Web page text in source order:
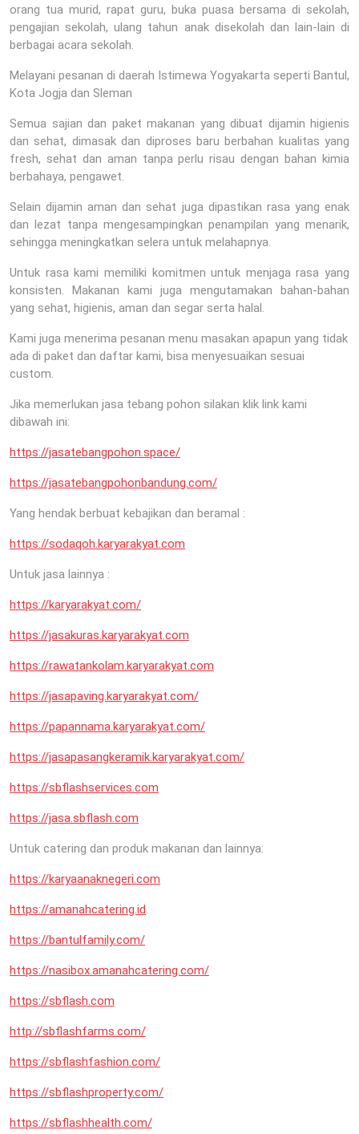
orang tua murid, rapat guru, buka puasa bersama di sekolah,
pengajian sekolah, ulang tahun anak disekolah dan lain-lain di
berbagai acara sekolah.
Melayani pesanan di daerah Istimewa Yogyakarta seperti Bantul,
Kota Jogja dan Sleman
Semua sajian dan paket makanan yang dibuat dijamin higienis
dan sehat, dimasak dan diproses baru berbahan kualitas yang
fresh, sehat dan aman tanpa perlu risau dengan bahan kimia
berbahaya, pengawet.
Selain dijamin aman dan sehat juga dipastikan rasa yang enak
dan lezat tanpa mengesampingkan penampilan yang menarik,
sehingga meningkatkan selera untuk melahapnya.
Untuk rasa kami memiliki komitmen untuk menjaga rasa yang
konsisten. Makanan kami juga mengutamakan bahan-bahan
yang sehat, higienis, aman dan segar serta halal.
Kami juga menerima pesanan menu masakan apapun yang tidak
ada di paket dan daftar kami, bisa menyesuaikan sesuai
custom.
Jika memerlukan jasa tebang pohon silakan klik link kami
dibawah ini:
https://jasatebangpohon.space/
https://jasatebangpohonbandung.com/
Yang hendak berbuat kebajikan dan beramal :
https://sodaqoh.karyarakyat.com
Untuk jasa lainnya :
https://karyarakyat.com/
https://jasakuras.karyarakyat.com
https://rawatankolam.karyarakyat.com
https://jasapaving.karyarakyat.com/
https://papannama.karyarakyat.com/
https://jasapasangkeramik.karyarakyat.com/
https://sbflashservices.com
https://jasa.sbflash.com
Untuk catering dan produk makanan dan lainnya:
https://karyaanaknegeri.com
https://amanahcatering.id
https://bantulfamily.com/
https://nasibox.amanahcatering.com/
https://sbflash.com
http://sbflashfarms.com/
https://sbflashfashion.com/
https://sbflashproperty.com/
https://sbflashhealth.com/